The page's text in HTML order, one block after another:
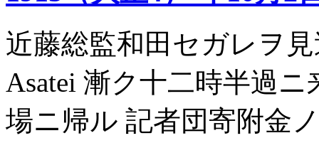
近藤総監和田セガレヲ
Asatei 漸ク十二時半過
場ニ帰ル 記者団寄附金